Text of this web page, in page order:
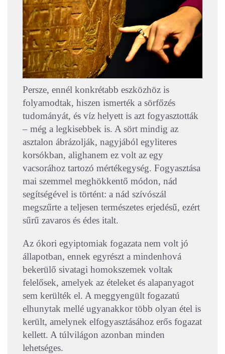
Persze, ennél konkrétabb eszközhöz is
folyamodtak, hiszen ismerték a sörfőzés
tudományát, és víz helyett is azt fogyasztották
– még a legkisebbek is. A sört mindig az
asztalon ábrázolják, nagyjából egyliteres
korsókban, alighanem ez volt az egy
vacsorához tartozó mértékegység. Fogyasztása
mai szemmel meghökkentő módon, nád
segítségével is történt: a nád szívószál
megszűrte a teljesen természetes erjedésű, ezért
sűrű zavaros és édes italt.
Az ókori egyiptomiak fogazata nem volt jó
állapotban, ennek egyrészt a mindenhová
bekerülő sivatagi homokszemek voltak
felelősek, amelyek az ételeket és alapanyagot
sem kerülték el. A meggyengült fogazatú
elhunytak mellé ugyanakkor több olyan étel is
került, amelynek elfogyasztásához erős fogazat
kellett. A túlvilágon azonban minden
lehetséges.